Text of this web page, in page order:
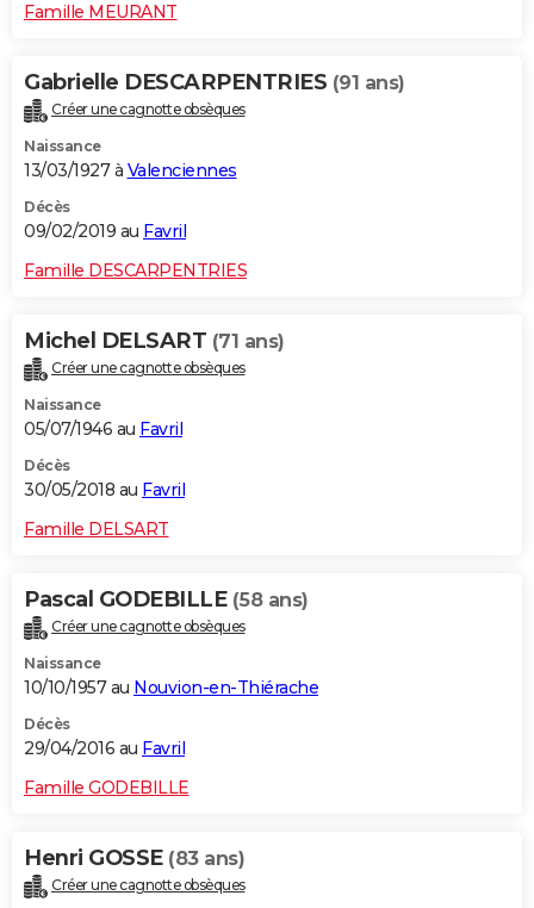
Famille MEURANT
Gabrielle DESCARPENTRIES (91 ans)
Créer une cagnotte obsèques
Naissance
13/03/1927 à Valenciennes
Décès
09/02/2019 au Favril
Famille DESCARPENTRIES
Michel DELSART (71 ans)
Créer une cagnotte obsèques
Naissance
05/07/1946 au Favril
Décès
30/05/2018 au Favril
Famille DELSART
Pascal GODEBILLE (58 ans)
Créer une cagnotte obsèques
Naissance
10/10/1957 au Nouvion-en-Thiérache
Décès
29/04/2016 au Favril
Famille GODEBILLE
Henri GOSSE (83 ans)
Créer une cagnotte obsèques